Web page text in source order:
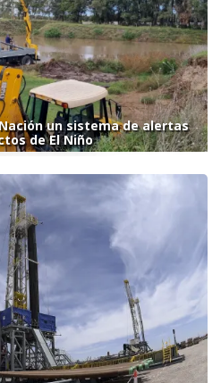
un sistema de alertas
de El Niño